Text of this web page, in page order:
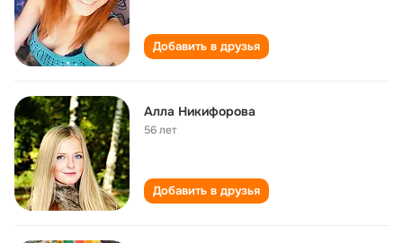
Добавить в друзья
Алла Никифорова
56 лет
Добавить в друзья